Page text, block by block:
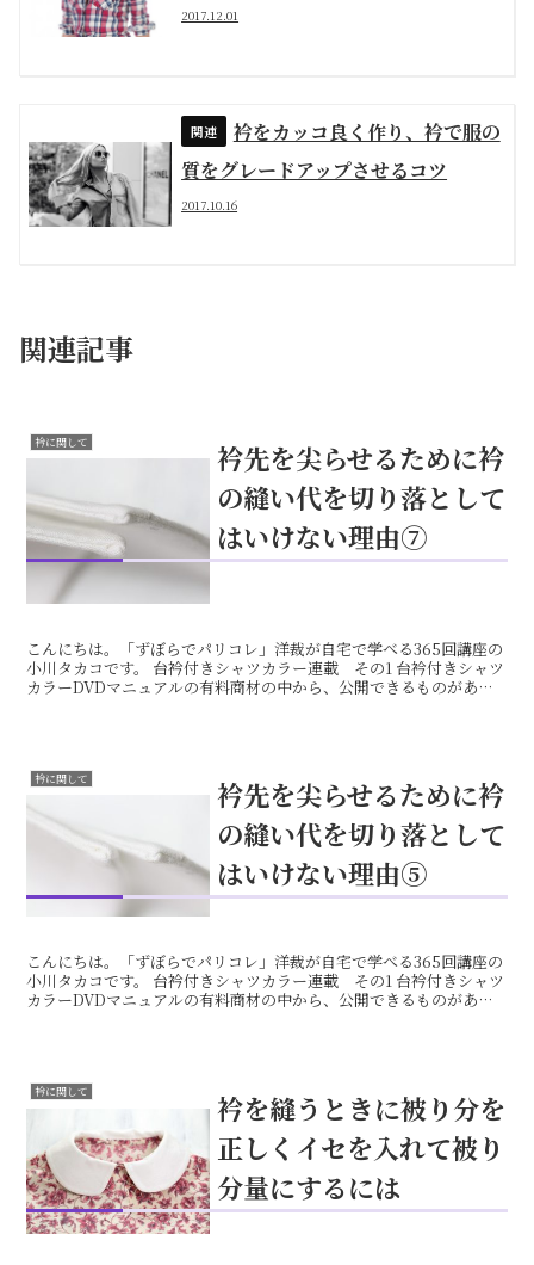
2017.12.01
衿をカッコ良く作り、衿で服の
質をグレードアップさせるコツ
2017.10.16
関連記事
衿に関して
衿先を尖らせるために衿
の縫い代を切り落として
はいけない理由⑦
こんにちは。「ずぼらでパリコレ」洋裁が自宅で学べる365回講座の
小川タカコです。 台衿付きシャツカラー連載 その1 台衿付きシャツ
カラーDVDマニュアルの有料商材の中から、公開できるものがあっ
衿に関して
衿先を尖らせるために衿
の縫い代を切り落として
はいけない理由⑤
こんにちは。「ずぼらでパリコレ」洋裁が自宅で学べる365回講座の
小川タカコです。 台衿付きシャツカラー連載 その1 台衿付きシャツ
カラーDVDマニュアルの有料商材の中から、公開できるものがあっ
衿に関して
衿を縫うときに被り分を
正しくイセを入れて被り
分量にするには